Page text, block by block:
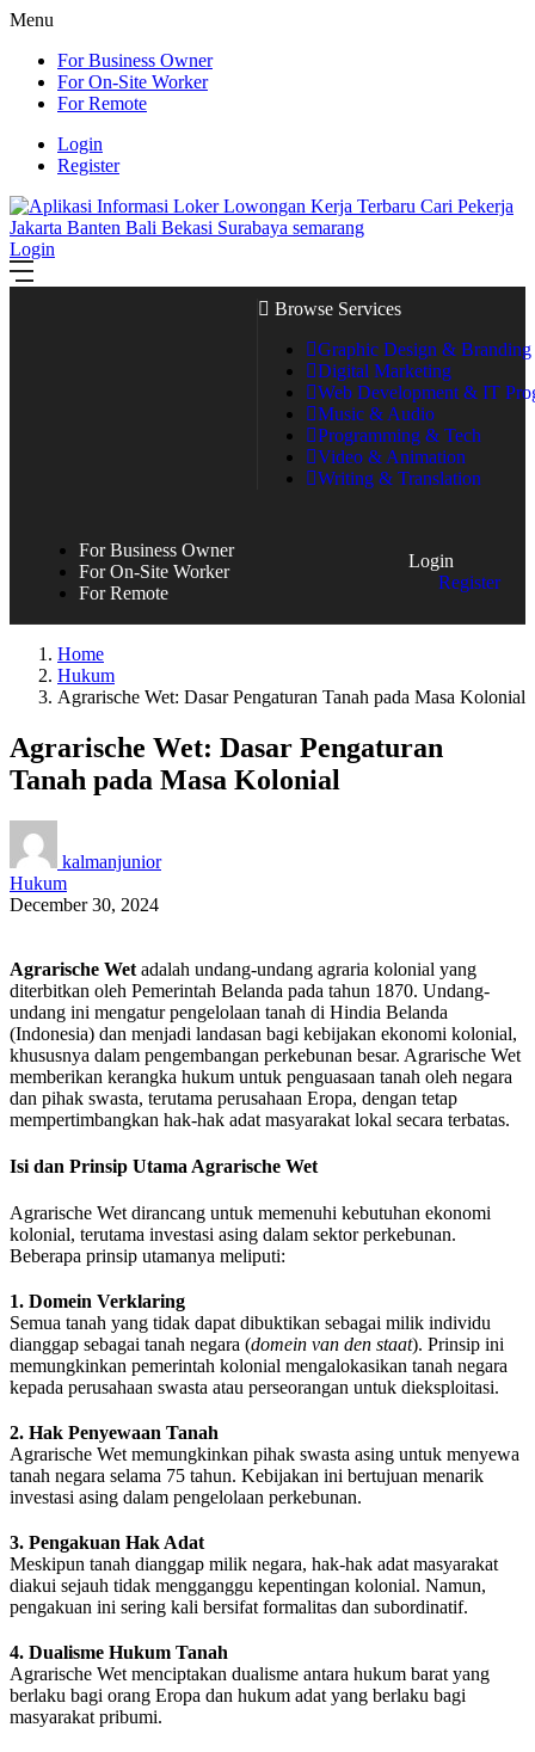
Menu
For Business Owner
For On-Site Worker
For Remote
Login
Register
Login
Browse Services
Graphic Design & Branding
Digital Marketing
Web Development & IT
Music & Audio
Programming & Tech
Video & Animation
Writing & Translation
For Business Owner
For On-Site Worker
For Remote
Login
Register
Home
Hukum
Agrarische Wet: Dasar Pengaturan Tanah pada Masa Kolonial
Agrarische Wet: Dasar Pengaturan
Tanah pada Masa Kolonial
kalmanjunior
Hukum
December 30, 2024
Agrarische Wet adalah undang-undang agraria kolonial yang
diterbitkan oleh Pemerintah Belanda pada tahun 1870. Undang-
undang ini mengatur pengelolaan tanah di Hindia Belanda
(Indonesia) dan menjadi landasan bagi kebijakan ekonomi kolonial,
khususnya dalam pengembangan perkebunan besar. Agrarische Wet
memberikan kerangka hukum untuk penguasaan tanah oleh negara
dan pihak swasta, terutama perusahaan Eropa, dengan tetap
mempertimbangkan hak-hak adat masyarakat lokal secara terbatas.
Isi dan Prinsip Utama Agrarische Wet
Agrarische Wet dirancang untuk memenuhi kebutuhan ekonomi
kolonial, terutama investasi asing dalam sektor perkebunan.
Beberapa prinsip utamanya meliputi:
1. Domein Verklaring
Semua tanah yang tidak dapat dibuktikan sebagai milik individu
dianggap sebagai tanah negara (domein van den staat). Prinsip ini
memungkinkan pemerintah kolonial mengalokasikan tanah negara
kepada perusahaan swasta atau perseorangan untuk dieksploitasi.
2. Hak Penyewaan Tanah
Agrarische Wet memungkinkan pihak swasta asing untuk menyewa
tanah negara selama 75 tahun. Kebijakan ini bertujuan menarik
investasi asing dalam pengelolaan perkebunan.
3. Pengakuan Hak Adat
Meskipun tanah dianggap milik negara, hak-hak adat masyarakat
diakui sejauh tidak mengganggu kepentingan kolonial. Namun,
pengakuan ini sering kali bersifat formalitas dan subordinatif.
4. Dualisme Hukum Tanah
Agrarische Wet menciptakan dualisme antara hukum barat yang
berlaku bagi orang Eropa dan hukum adat yang berlaku bagi
masyarakat pribumi.